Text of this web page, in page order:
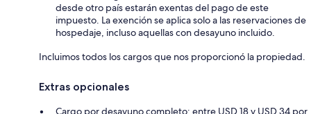
desde otro país estarán exentas del pago de este
impuesto. La exención se aplica solo a las reservaciones de
hospedaje, incluso aquellas con desayuno incluido.
Incluimos todos los cargos que nos proporcionó la propiedad.
Extras opcionales
Cargo por desayuno completo: entre USD 18 y USD 34 por